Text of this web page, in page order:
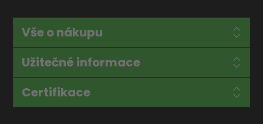
Vše o nákupu
Užitečné informace
Certifikace